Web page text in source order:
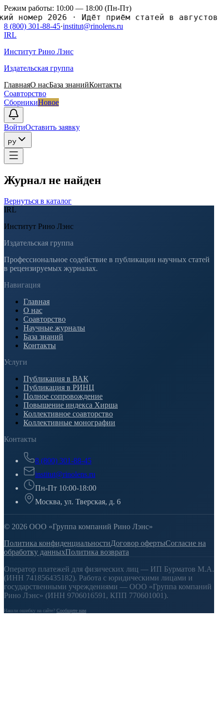
Режим работы: 10:00 — 18:00 (Пн-Пт)
2026·Идёт приём статей в
8 (800) 301-88-45·institut@rinolens.ru
IRL
Институт Рино Лэнс
Издательская группа
ГлавнаяО насБаза знанийКонтакты
Соавторство
СборникиНовое
ВойтиОставить заявку
РУ
Журнал не найден
Вернуться в каталог
IRL
Институт Рино Лэнс
Издательская группа
Профессиональное содействие в публикации научных статей
в рецензируемых журналах.
Навигация
Главная
О нас
Соавторство
Научные журналы
База знаний
Контакты
Услуги
Публикация в ВАК
Публикация в РИНЦ
Полное сопровождение
Повышение индекса Хирша
Коллективное соавторство
Коллективные монографии
Контакты
8 (800) 301-88-45
institut@rinolens.ru
Пн-Пт 10:00-18:00
Москва, ул. Тверская, д. 6
© 2026 ООО «Группа компаний Рино Лэнс»
Политика конфиденциальностиДоговор офертыСогласие на
обработку данныхПолитика возврата
Оператор платежей для физических лиц — ИП Бурматов М.А.
(ИНН 741856435182). Работа с юридическими лицами и
государственными учреждениями — ООО «Группа компаний
Рино Лэнс» (ИНН 9706016591, КПП 770601001).
Нашли ошибку на сайте? Сообщите нам